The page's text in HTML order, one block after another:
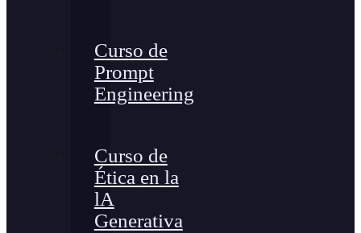
Curso de
Prompt
Engineering
Curso de
Ética en la
lA
Generativa